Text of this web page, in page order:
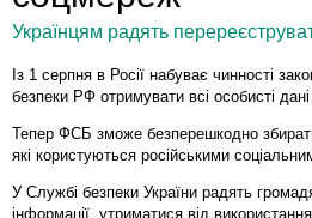
Українцям радять
Із 1 серпня в Росії набуває чинності
безпеки РФ отримувати всі особисті
Тепер ФСБ зможе безперешкодно
які користуються російськими
У Службі безпеки України радять
інформації, утриматися від